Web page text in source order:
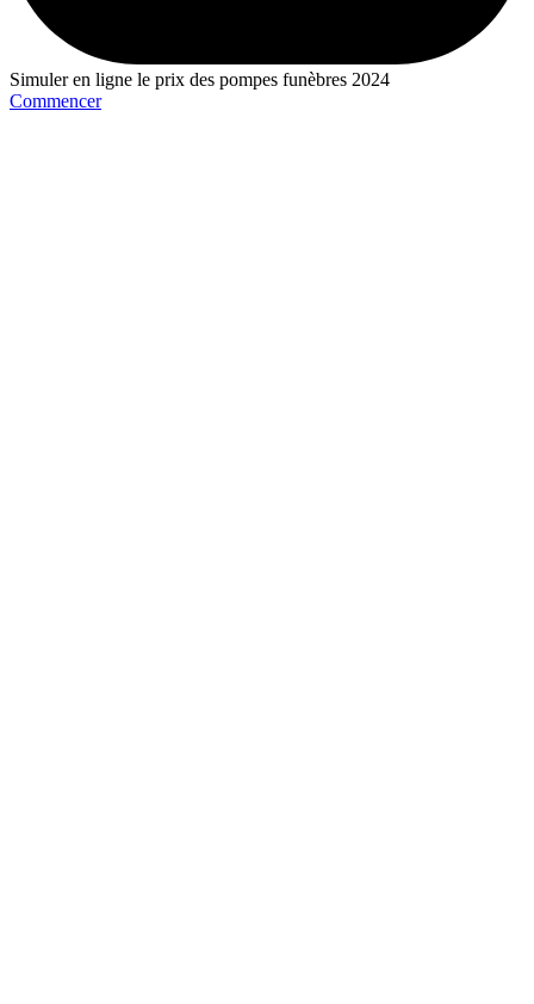
Simuler en ligne le prix des pompes funèbres 2024
Commencer